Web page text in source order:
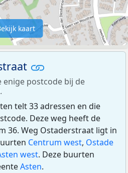
kaart
enige postcode bij de
telt 33 adressen en die
Deze weg heeft de
36. Weg Ostaderstraat ligt in
Centrum west, Ostade
west. Deze buurten
Asten.